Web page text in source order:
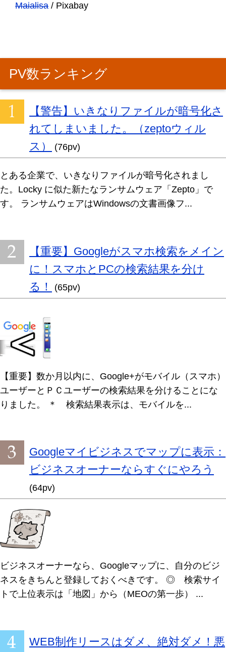
Maialisa / Pixabay
PV数ランキング
【警告】いきなりファイルが暗号化さ
れてしまいました。（zeptoウィル
ス）
(76pv)
とある企業で、いきなりファイルが暗号化されまし
た。Locky に似た新たなランサムウェア「Zepto」で
す。 ランサムウェアはWindowsの文書画像フ...
【重要】Googleがスマホ検索をメイン
に！スマホとPCの検索結果を分け
る！
(65pv)
【重要】数か月以内に、Google+がモバイル（スマホ）
ユーザーとＰＣユーザーの検索結果を分けることにな
りました。 ＊ 検索結果表示は、モバイルを...
Googleマイビジネスでマップに表示：
ビジネスオーナーならすぐにやろう
(64pv)
ビジネスオーナーなら、Googleマップに、自分のビジ
ネスをきちんと登録しておくべきです。 ◎ 検索サイ
トで上位表示は「地図」から（MEOの第一歩） ...
WEB制作リースはダメ、絶対ダメ！悪